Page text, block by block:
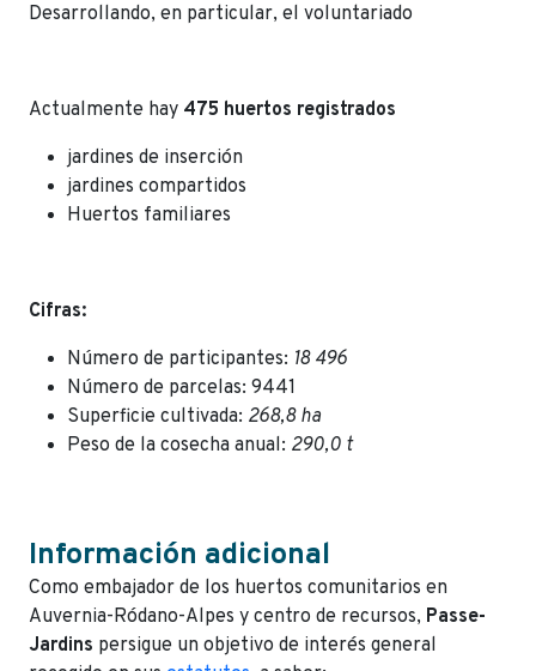
Desarrollando, en particular, el voluntariado
Actualmente hay 475 huertos registrados
jardines de inserción
jardines compartidos
Huertos familiares
Cifras:
Número de participantes: 18 496
Número de parcelas: 9441
Superficie cultivada: 268,8 ha
Peso de la cosecha anual: 290,0 t
Información adicional
Como embajador de los huertos comunitarios en
Auvernia-Ródano-Alpes y centro de recursos, Passe-
Jardins persigue un objetivo de interés general